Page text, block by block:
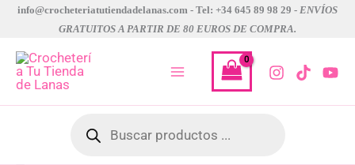
contenido
info@crocheteriatutiendadelanas.com - Tel: +34 645 89 98 29 - ENVÍOS
GRATUITOS A PARTIR DE 80 EUROS DE COMPRA.
productos